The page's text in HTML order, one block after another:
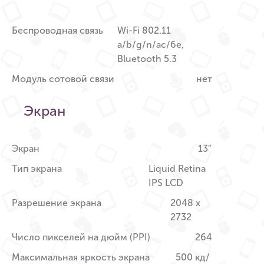
Беспроводная связь
Wi-Fi 802.11
a/b/g/n/ac/6e,
Bluetooth 5.3
Модуль сотовой связи
нет
Экран
Экран
13″
Тип экрана
Liquid Retina
IPS LCD
Разрешение экрана
2048 x
2732
Число пикселей на дюйм (PPI)
264
Максимальная яркость экрана
500 кд/